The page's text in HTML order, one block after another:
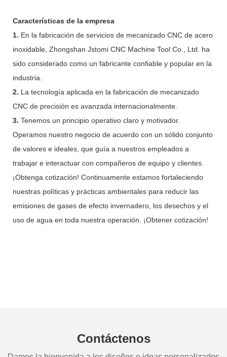
Características de la empresa
1. En la fabricación de servicios de mecanizado CNC de acero
inoxidable, Zhongshan Jstomi CNC Machine Tool Co., Ltd. ha
sido considerado como un fabricante confiable y popular en la
industria.
2. La tecnología aplicada en la fabricación de mecanizado
CNC de precisión es avanzada internacionalmente.
3. Tenemos un principio operativo claro y motivador.
Operamos nuestro negocio de acuerdo con un sólido conjunto
de valores e ideales, que guía a nuestros empleados a
trabajar e interactuar con compañeros de equipo y clientes.
¡Obtenga cotización! Continuamente estamos fortaleciendo
nuestras políticas y prácticas ambientales para reducir las
emisiones de gases de efecto invernadero, los desechos y el
uso de agua en toda nuestra operación. ¡Obtener cotización!
Contáctenos